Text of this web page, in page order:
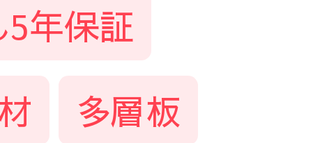
年保証
多層板